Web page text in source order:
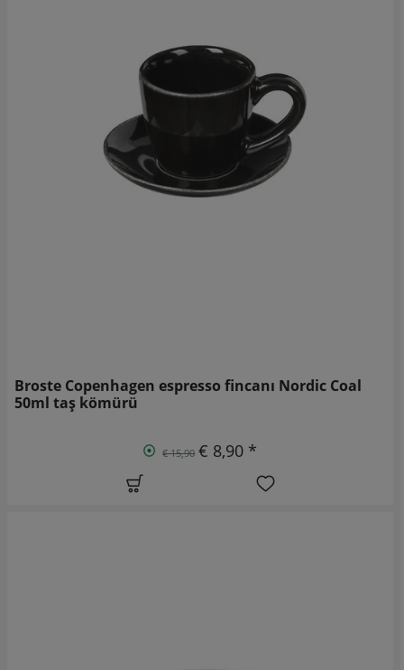
Broste Copenhagen espresso fincanı Nordic Coal
50ml taş kömürü
€ 15,90 € 8,90 *